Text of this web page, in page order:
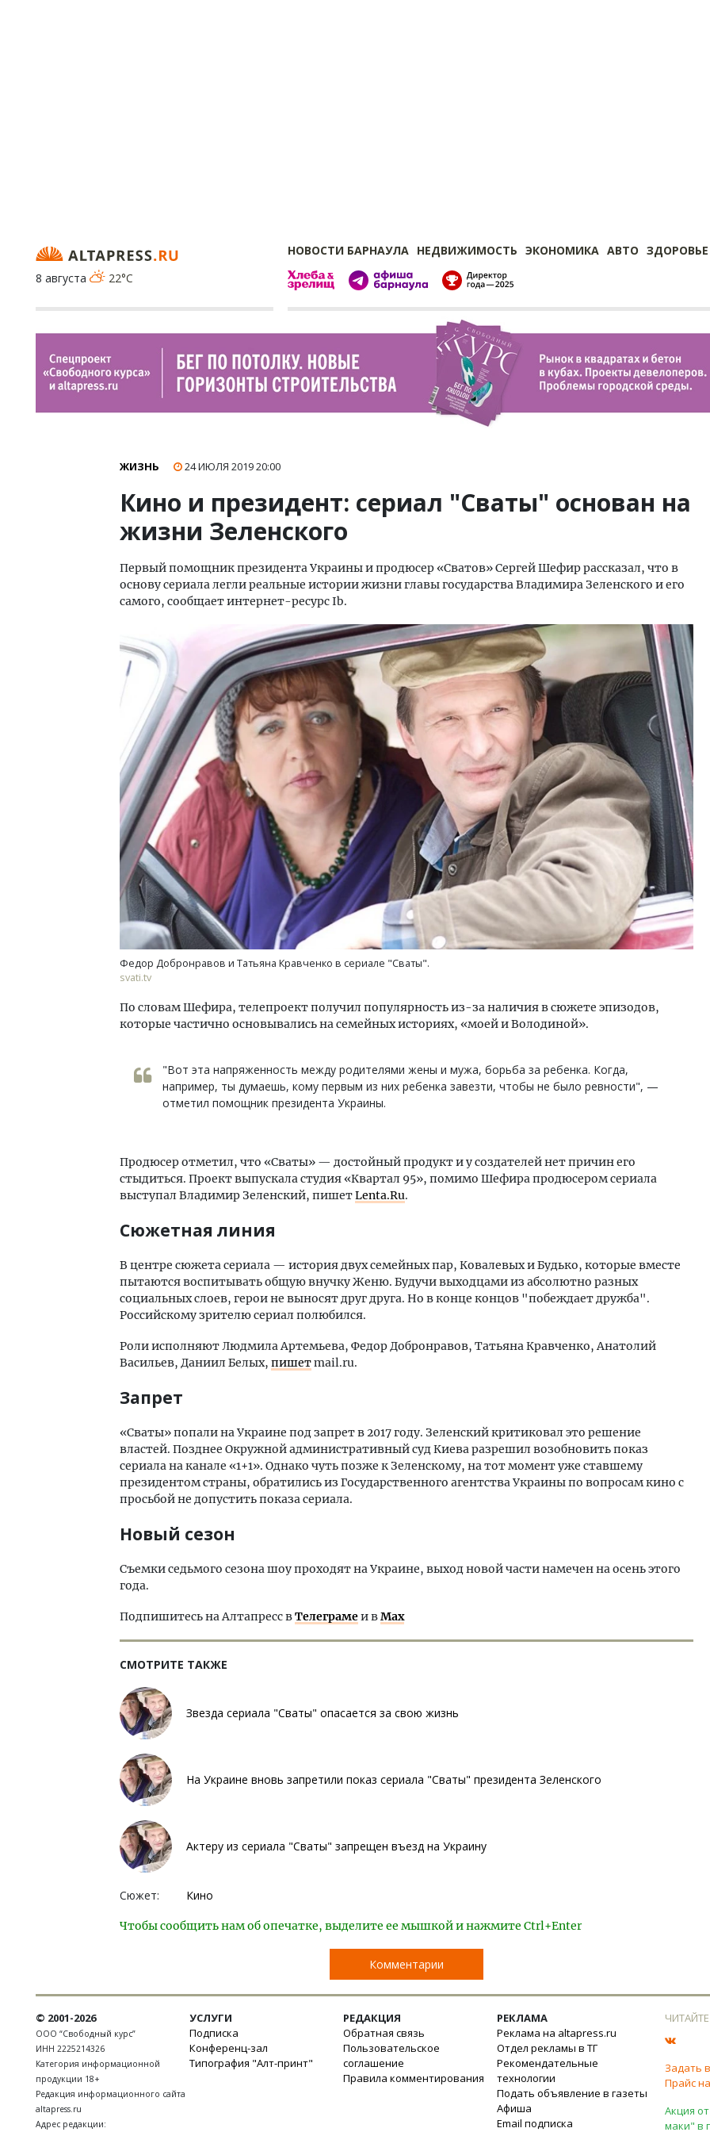
НОВОСТИ БАРНАУЛА НЕДВИЖИМОСТЬ ЭКОНОМИКА АВТО ЗДОРОВЬЕ
8 августа
22°C
ЖИЗНЬ 24 ИЮЛЯ 201920:00
Кино и президент: сериал "Сваты" основан на
жизни Зеленского
Первый помощник президента Украины и продюсер «Сватов» Сергей Шефир рассказал, что в
основу сериала легли реальные истории жизни главы государства Владимира Зеленского и его
самого, сообщает интернет-ресурс Ib.
Федор Добронравов и Татьяна Кравченко в сериале "Сваты".
svati.tv
По словам Шефира, телепроект получил популярность из-за наличия в сюжете эпизодов,
которые частично основывались на семейных историях, «моей и Володиной».
"Вот эта напряженность между родителями жены и мужа, борьба за ребенка. Когда,
например, ты думаешь, кому первым из них ребенка завезти, чтобы не было ревности", —
отметил помощник президента Украины.
Продюсер отметил, что «Сваты» — достойный продукт и у создателей нет причин его
стыдиться. Проект выпускала студия «Квартал 95», помимо Шефира продюсером сериала
выступал Владимир Зеленский, пишетLenta.Ru.
Сюжетная линия
В центре сюжета сериала — история двух семейных пар, Ковалевых и Будько, которые вместе
пытаются воспитывать общую внучку Женю. Будучи выходцами из абсолютно разных
социальных слоев, герои не выносят друг друга. Но в конце концов "побеждает дружба".
Российскому зрителю сериал полюбился.
Роли исполняют Людмила Артемьева, Федор Добронравов, Татьяна Кравченко, Анатолий
Васильев, Даниил Белых, пишетmail.ru.
Запрет
«Сваты» попали на Украине под запрет в 2017 году. Зеленский критиковал это решение
властей. Позднее Окружной административный суд Киева разрешил возобновить показ
сериала на канале «1+1». Однако чуть позже к Зеленскому, на тот момент уже ставшему
президентом страны, обратились из Государственного агентства Украины по вопросам кино с
просьбой не допустить показа сериала.
Новый сезон
Съемки седьмого сезона шоу проходят на Украине, выход новой части намечен на осень этого
года.
Подпишитесь на Алтапресс вТелеграмеи вMax
СМОТРИТЕ ТАКЖЕ
Звезда сериала "Сваты" опасается за свою жизнь
На Украине вновь запретили показ сериала "Сваты" президента Зеленского
Актеру из сериала "Сваты" запрещен въезд на Украину
Сюжет: Кино
Чтобы сообщить нам об опечатке, выделите ее мышкой и нажмите Ctrl+Enter
Комментарии
Смелость архитектурных идей.
Генеральный директор компании
ЗИАС — об эстетике городов,
трендах в фасадах и развитии рынка
СТРОИТЕЛЬСТВО
Ищем новые берега.
«Жилищной инициативы»
Гатилов — о том, как
оставаться на плаву,
штормит
СТРОИТЕЛЬСТВО
© 2001-2026
ООО “Свободный курс”
ИНН 2225214326
Категория информационной
продукции 18+
Редакция информационного сайта
altapress.ru
Адрес редакции:
УСЛУГИ
Подписка
Конференц-зал
Типография "Алт-принт"
РЕДАКЦИЯ
Обратная связь
Пользовательское
соглашение
Правила комментирования
РЕКЛАМА
Реклама на altapress.ru
Отдел рекламы в ТГ
Рекомендательные
технологии
Подать объявление в газеты
Афиша
Email подписка
Задать
Прайс
Акция
маки" в